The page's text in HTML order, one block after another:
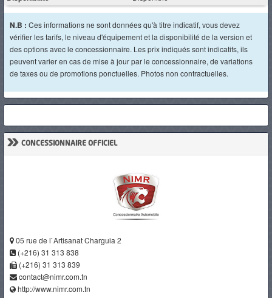
N.B : Ces informations ne sont données qu'à titre indicatif, vous devez
vérifier les tarifs, le niveau d'équipement et la disponibilité de la version et
des options avec le concessionnaire. Les prix indiqués sont indicatifs, ils
peuvent varier en cas de mise à jour par le concessionnaire, de variations
de taxes ou de promotions ponctuelles. Photos non contractuelles.
» CONCESSIONNAIRE OFFICIEL
05 rue de l`Artisanat Charguia 2
(+216) 31 313 838
(+216) 31 313 839
contact@nimr.com.tn
http://www.nimr.com.tn